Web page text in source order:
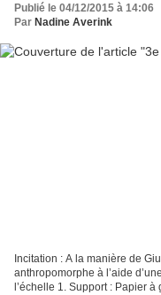
Publié le 04/12/2015 à 14:06
Par Nadine Averink
Incitation : A la manière de
anthropomorphe à l’aide
l’échelle 1. Support : Papier